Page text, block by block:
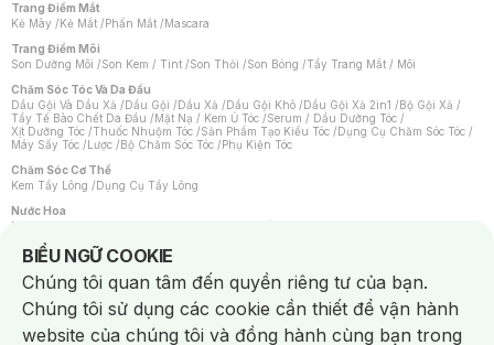
Trang Điểm Mắt
Kẻ Mày /Kẻ Mắt /Phấn Mắt /Mascara
Trang Điểm Môi
Son Dưỡng Môi /Son Kem / Tint /Son Thỏi /Son Bóng /Tẩy Trang Mắt / Môi
Chăm Sóc Tóc Và Da Đầu
Dầu Gội Và Dầu Xả /Dầu Gội /Dầu Xả /Dầu Gội Khô /Dầu Gội Xả 2in1 /Bộ Gội Xả /
Tẩy Tế Bào Chết Da Đầu /Mặt Nạ / Kem Ủ Tóc /Serum / Dầu Dưỡng Tóc /
Xịt Dưỡng Tóc /Thuốc Nhuộm Tóc /Sản Phẩm Tạo Kiểu Tóc /Dụng Cụ Chăm Sóc Tóc /
Máy Sấy Tóc /Lược /Bộ Chăm Sóc Tóc /Phụ Kiện Tóc
Chăm Sóc Cơ Thể
Kem Tẩy Lông /Dụng Cụ Tẩy Lông
Nước Hoa
Nước Hoa Nữ
Chăm Sóc Cá Nhân
Chống Muỗi /Khẩu Trang /Máy Massage/Mặt Nạ Xông Hơi /Nước Rửa Tay/
Sản Phẩm Chăm Sóc Khác /Bàn Chải Đánh Răng /Bàn Chải Điện/
Hỗ Trợ Trắng Răng/Kem Đánh Răng /Máy Tăm Nước/ Nước Súc Miệng/
Tăm / Chỉ Nha Khoa/ Xịt Thơm Miệng / Dung Dịch Vệ Sinh/Dưỡng Vùng Kín/
Khăn Ướt Vệ Sinh Vùng Kín/Băng Vệ Sinh/Tampon/Bọt Cạo Râu /Dao Cạo Râu/
BIỂU NGỮ COOKIE
Notice about cookies usage
Chúng tôi quan tâm đến quyền riêng tư của bạn.
Chúng tôi sử dụng các cookie cần thiết để vận hành
website của chúng tôi và đồng hành cùng bạn trong